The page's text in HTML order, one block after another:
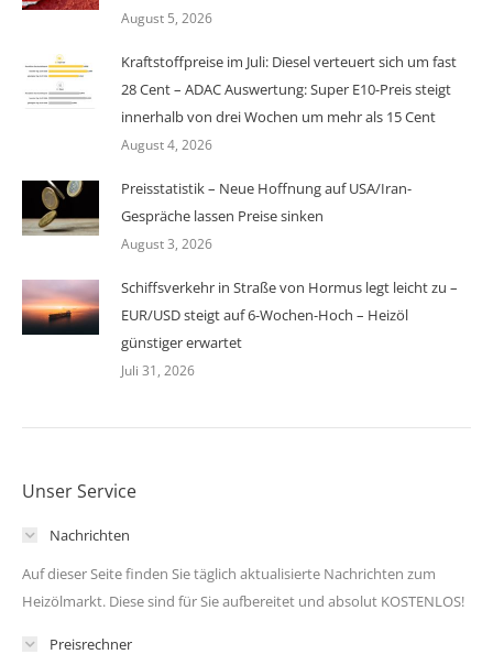
August 5, 2026
Kraftstoffpreise im Juli: Diesel verteuert sich um fast
28 Cent – ADAC Auswertung: Super E10-Preis steigt
innerhalb von drei Wochen um mehr als 15 Cent
August 4, 2026
Preisstatistik – Neue Hoffnung auf USA/Iran-
Gespräche lassen Preise sinken
August 3, 2026
Schiffsverkehr in Straße von Hormus legt leicht zu –
EUR/USD steigt auf 6-Wochen-Hoch – Heizöl
günstiger erwartet
Juli 31, 2026
Unser Service
Nachrichten
Auf dieser Seite finden Sie täglich aktualisierte Nachrichten zum
Heizölmarkt. Diese sind für Sie aufbereitet und absolut KOSTENLOS!
Preisrechner